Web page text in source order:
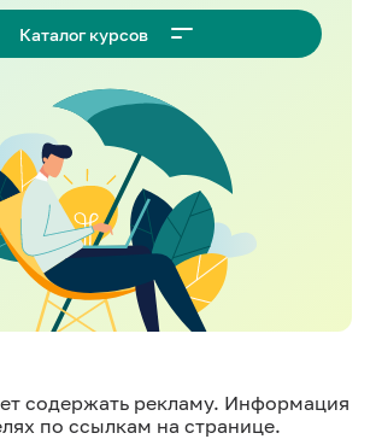
Каталог курсов
содержать рекламу. Информация
по ссылкам на странице.